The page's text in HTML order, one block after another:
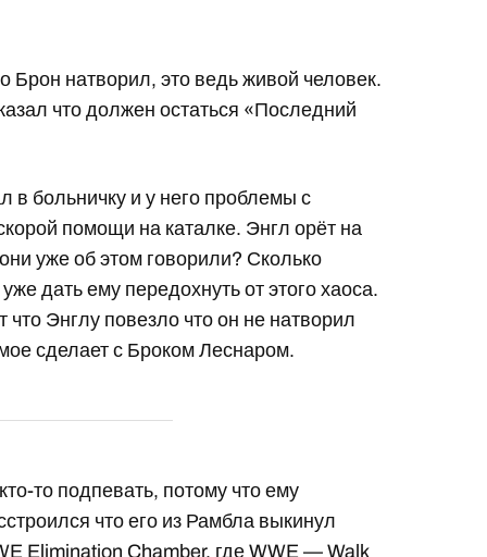
Брон натворил, это ведь живой человек.
что должен остаться «Последний
в больничку и у него проблемы с
помощи на каталке. Энгл орёт на
уже об этом говорили? Сколько
дать ему передохнуть от этого хаоса.
Энглу повезло что он не натворил
сделает с Броком Леснаром.
то подпевать, потому что ему
что его из Рамбла выкинул
Elimination Chamber, где WWE — Walk